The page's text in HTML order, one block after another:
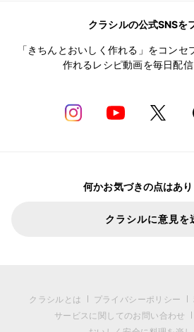
クラシルの公式SNSを
「きちんとおいしく作れる」をコンセ
作れるレシピ動画を毎日配信
何かお気づきの点はあ
クラシルに意見を
クラシルとは プライバシーポリシー
サービスに関してのお問い合わせ